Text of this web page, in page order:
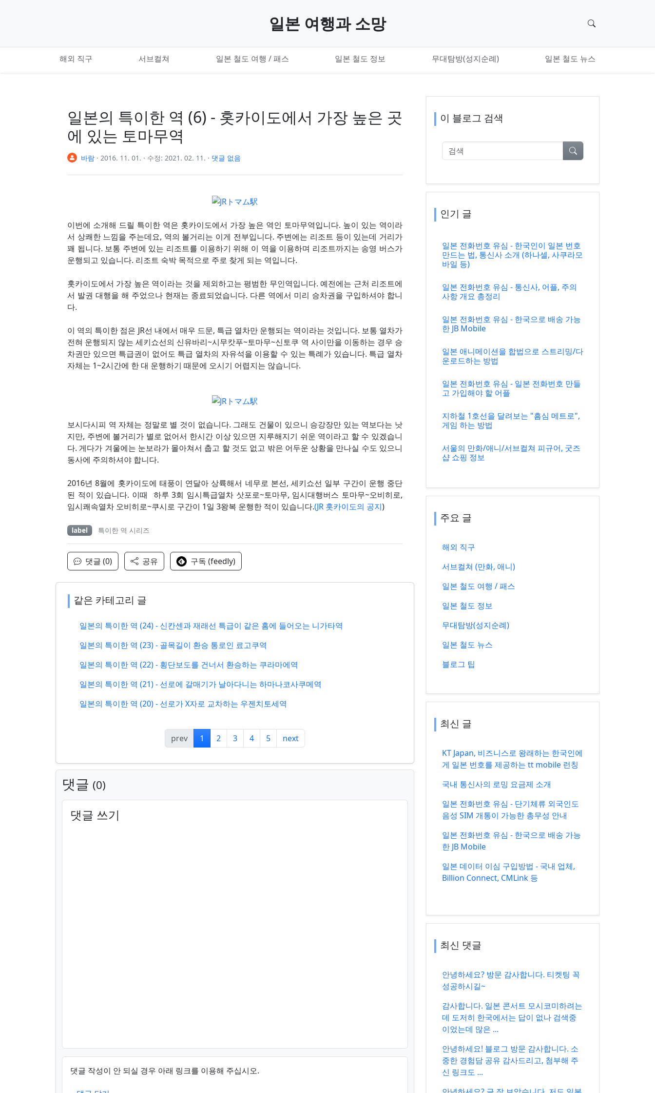
일본 여행과 소망
해외 직구 서브컬쳐 일본 철도 여행 / 패스 일본 철도 정보 무대탐방(성지순례) 일본 철도 뉴스
일본의 특이한 역 (6) - 홋카이도에서 가장 높은 곳
에 있는 토마무역
바람 · 2016. 11. 01. · 수정: 2021. 02. 11. · 댓글 없음
이번에 소개해 드릴 특이한 역은 홋카이도에서 가장 높은 역인 토마무역입니다. 높이 있는 역이라
서 상쾌한 느낌을 주는데요, 역의 볼거리는 이게 전부입니다. 주변에는 리조트 등이 있는데 거리가
꽤 됩니다. 보통 주변에 있는 리조트를 이용하기 위해 이 역을 이용하며 리조트까지는 송영 버스가
운행되고 있습니다. 리조트 숙박 목적으로 주로 찾게 되는 역입니다.
홋카이도에서 가장 높은 역이라는 것을 제외하고는 평범한 무인역입니다. 예전에는 근처 리조트에
서 발권 대행을 해 주었으나 현재는 종료되었습니다. 다른 역에서 미리 승차권을 구입하셔야 합니
다.
이 역의 특이한 점은 JR선 내에서 매우 드문, 특급 열차만 운행되는 역이라는 것입니다. 보통 열차가
전혀 운행되지 않는 세키쇼선의 신유바리~시무캇푸~토마무~신토쿠 역 사이만을 이동하는 경우 승
차권만 있으면 특급권이 없어도 특급 열차의 자유석을 이용할 수 있는 특례가 있습니다. 특급 열차
자체는 1~2시간에 한 대 운행하기 때문에 오시기 어렵지는 않습니다.
보시다시피 역 자체는 정말로 별 것이 없습니다. 그래도 건물이 있으니 승강장만 있는 역보다는 낫
지만, 주변에 볼거리가 별로 없어서 한시간 이상 있으면 지루해지기 쉬운 역이라고 할 수 있겠습니
다. 게다가 겨울에는 눈보라가 몰아쳐서 춥고 할 것도 없고 밖은 어두운 상황을 만나실 수도 있으니
동사에 주의하셔야 합니다.
2016년 8월에 홋카이도에 태풍이 연달아 상륙해서 네무로 본선, 세키쇼선 일부 구간이 운행 중단
된 적이 있습니다. 이때 하루 3회 임시특급열차 삿포로~토마무, 임시대행버스 토마무~오비히로,
임시쾌속열차 오비히로~쿠시로 구간이 1일 3왕복 운행한 적이 있습니다.(JR 홋카이도의 공지)
label 특이한 역 시리즈
댓글 (0) 공유 구독 (feedly)
같은 카테고리 글
일본의 특이한 역 (24) - 신칸센과 재래선 특급이 같은 홈에 들어오는 니가타역
일본의 특이한 역 (23) - 골목길이 환승 통로인 료고쿠역
일본의 특이한 역 (22) - 횡단보도를 건너서 환승하는 쿠라마에역
일본의 특이한 역 (21) - 선로에 갈매기가 날아다니는 하마나코사쿠메역
일본의 특이한 역 (20) - 선로가 X자로 교차하는 우젠치토세역
prev 1 2 3 4 5 next
댓글 0
댓글 쓰기
댓글 작성이 안 되실 경우 아래 링크를 이용해 주십시오.
이 블로그 검색
검색
인기 글
일본 전화번호 유심 - 한국인이 일본 번호
만드는 법, 통신사 소개 (하나셀, 사쿠라모
바일 등)
일본 전화번호 유심 - 통신사, 어플, 주의
사항 개요 총정리
일본 전화번호 유심 - 한국으로 배송 가능
한 JB Mobile
일본 애니메이션을 합법으로 스트리밍/다
운로드하는 방법
일본 전화번호 유심 - 일본 전화번호 만들
고 가입해야 할 어플
지하철 1호선을 달려보는 "흠심 메트로",
게임 하는 방법
서울의 만화/애니/서브컬쳐 피규어, 굿즈
샵 쇼핑 정보
주요 글
해외 직구
서브컬쳐 (만화, 애니)
일본 철도 여행 / 패스
일본 철도 정보
무대탐방(성지순례)
일본 철도 뉴스
블로그 팁
최신 글
KT Japan, 비즈니스로 왕래하는 한국인에
게 일본 번호를 제공하는 tt mobile 런칭
국내 통신사의 로밍 요금제 소개
일본 전화번호 유심 - 단기체류 외국인도
음성 SIM 개통이 가능한 총무성 안내
일본 전화번호 유심 - 한국으로 배송 가능
한 JB Mobile
일본 데이터 이심 구입방법 - 국내 업체,
Billion Connect, CMLink 등
최신 댓글
안녕하세요? 방문 감사합니다. 티켓팅 꼭
성공하시길~
감사합니다. 일본 콘서트 모시코미하려는
데 도저히 한국에서는 답이 없나 검색중
이었는데 많은 ...
안녕하세요! 블로그 방문 감사합니다. 소
중한 경험담 공유 감사드리고, 첨부해 주
신 링크도 ...